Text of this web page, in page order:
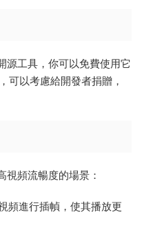
源工具，你可以免費使用它
可以考慮給開發者捐贈，
頻流暢度的場景：
頻進行插幀，使其播放更